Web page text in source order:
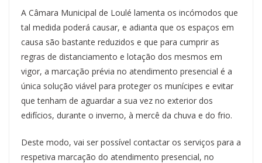
A Câmara Municipal de Loulé lamenta os incómodos que
tal medida poderá causar, e adianta que os espaços em
causa são bastante reduzidos e que para cumprir as
regras de distanciamento e lotação dos mesmos em
vigor, a marcação prévia no atendimento presencial é a
única solução viável para proteger os munícipes e evitar
que tenham de aguardar a sua vez no exterior dos
edifícios, durante o inverno, à mercê da chuva e do frio.
Deste modo, vai ser possível contactar os serviços para a
respetiva marcação do atendimento presencial, no